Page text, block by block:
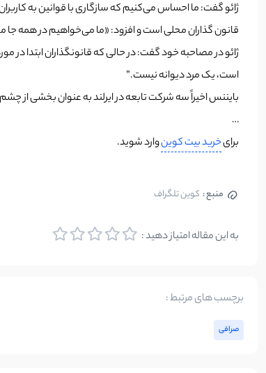
ژائو گفت: ما احساس می‌کنیم که سازگاری با قوانین به
قانون گذاران محلی است و افزود: «ما می‌خواهیم در همه جا
است، یک مرد دیوانه نیست.”
بایننس اخیراً سه شرکت تابعه در ایرلند به عنوان بخشی از
…
برایخرید بیت کوینوارد شوید.
منبع : کوین تلگراف
به این مقاله امتیاز دهید :
برچسب های مرتبط :
صرافی